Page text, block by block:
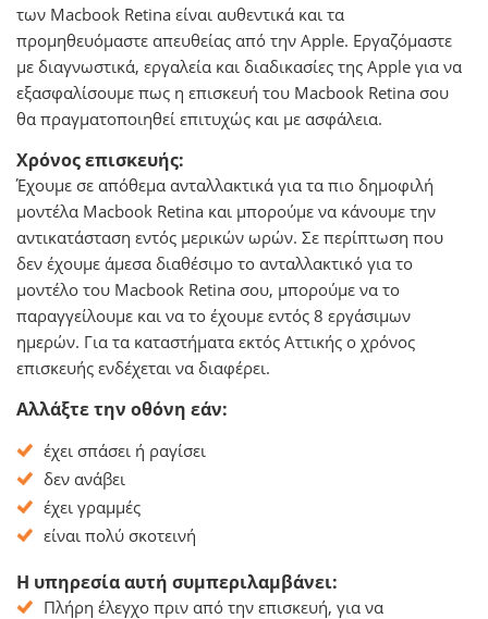
των Macbook Retina είναι αυθεντικά και τα
προμηθευόμαστε απευθείας από την Apple. Εργαζόμαστε
με διαγνωστικά, εργαλεία και διαδικασίες της Apple για να
εξασφαλίσουμε πως η επισκευή του Macbook Retina σου
θα πραγματοποιηθεί επιτυχώς και με ασφάλεια.
Χρόνος επισκευής:
Έχουμε σε απόθεμα ανταλλακτικά για τα πιο δημοφιλή
μοντέλα Macbook Retina και μπορούμε να κάνουμε την
αντικατάσταση εντός μερικών ωρών. Σε περίπτωση που
δεν έχουμε άμεσα διαθέσιμο το ανταλλακτικό για το
μοντέλο του Macbook Retina σου, μπορούμε να το
παραγγείλουμε και να το έχουμε εντός 8 εργάσιμων
ημερών. Για τα καταστήματα εκτός Αττικής ο χρόνος
επισκευής ενδέχεται να διαφέρει.
Αλλάξτε την οθόνη εάν:
έχει σπάσει ή ραγίσει
δεν ανάβει
έχει γραμμές
είναι πολύ σκοτεινή
Η υπηρεσία αυτή συμπεριλαμβάνει:
Πλήρη έλεγχο πριν από την επισκευή, για να